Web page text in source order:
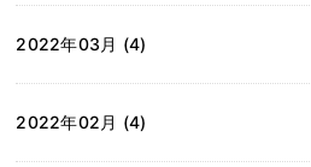
2022年03月 (4)
2022年02月 (4)